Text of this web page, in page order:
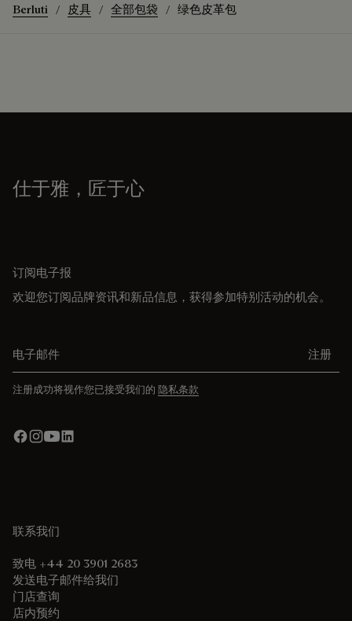
Berluti 皮具 全部包袋 绿色皮革包
仕于雅，匠于心
订阅电子报
欢迎您订阅品牌资讯和新品信息，获得参加特别活动的机会。
注册
注册成功将视作您已接受我们的 隐私条款
联系我们
致电 +44 20 3901 2683
发送电子邮件给我们
门店查询
店内预约